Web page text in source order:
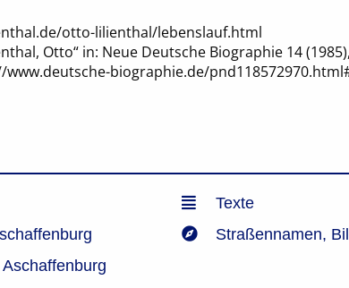
otto-lilienthal/lebenslauf.html
Otto“ in: Neue Deutsche Biographie 14
www.deutsche-biographie.de/
Texte
Straßennamen,